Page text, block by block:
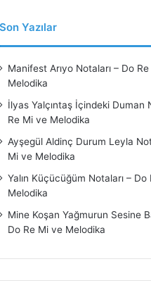
Son Yazılar
Manifest Arıyo Notaları – Do
Melodika
İlyas Yalçıntaş İçindeki Duman
Re Mi ve Melodika
Ayşegül Aldinç Durum Leyla
Mi ve Melodika
Yalın Küçücüğüm Notaları – Do
Melodika
Mine Koşan Yağmurun Sesine
Do Re Mi ve Melodika